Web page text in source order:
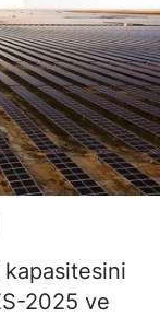
2025 ve